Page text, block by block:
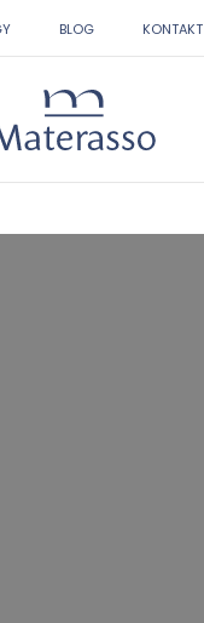
BLOG KONTAKT
Materasso